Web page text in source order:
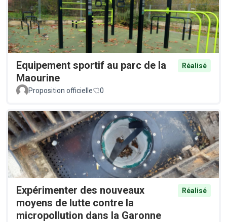
Equipement sportif au parc de la
Maourine
Réalisé
Proposition officielle 0
Expérimenter des nouveaux
moyens de lutte contre la
micropollution dans la Garonne
Réalisé